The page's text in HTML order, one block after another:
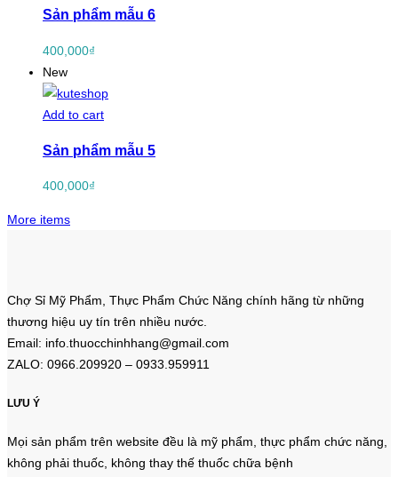
Sản phẩm mẫu 6
400,000₫
New
Add to cart
Sản phẩm mẫu 5
400,000₫
More items
Chợ Sỉ Mỹ Phẩm, Thực Phẩm Chức Năng chính hãng từ những
thương hiệu uy tín trên nhiều nước.
Email: info.thuocchinhhang@gmail.com
ZALO: 0966.209920 – 0933.959911
LƯU Ý
Mọi sản phẩm trên website đều là mỹ phẩm, thực phẩm chức năng,
không phải thuốc, không thay thế thuốc chữa bệnh